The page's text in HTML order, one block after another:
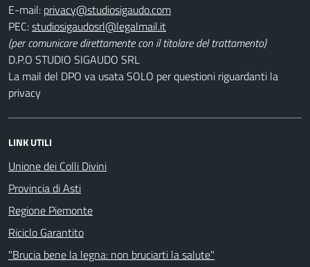
E-mail:
PEC:
(per comunicare direttamente con il titolare del trattamento)
D.P.O STUDIO SIGAUDO SRL
La mail del DPO va usata SOLO per questioni riguardanti la
privacy
LINK UTILI
Unione dei Colli Divini
Provincia di Asti
Regione Piemonte
Riciclo Garantito
"Brucia bene la legna: non bruciarti la salute"